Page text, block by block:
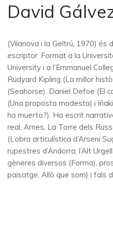
David
(Vilanova i la Geltrú, 1970) és
escriptor. Format a la
University i a l’Emmanuel
Rudyard Kipling (La millor
(Seahorse), Daniel Defoe (El
(Una proposta modesta) i
ha muerto?). Ha escrit
real, Arnes, La Torre dels
(L’obra articulística d’Arseni
rupestres d’Andorra, l’Alt
gèneres diversos (Forma),
paisatge, Allò que som) i fals